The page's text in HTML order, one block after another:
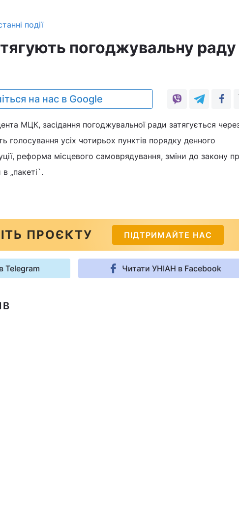
події
погоджувальну раду
на нас в Google
МЦК, засідання погоджувальної ради затягується
голосування усіх чотирьох пунктів порядку денного
реформа місцевого самоврядування, зміни до закону
„пакеті`.
ПРОЄКТУ ПІДТРИМАЙТЕ НАС
Telegram Читати УНІАН в Facebook